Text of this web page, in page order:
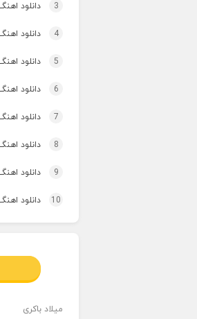
3 دانلود
4 دانلود اهنگ تاپ و
5 دانلود
6 دانلود اهنگ برنو
7 دانلود
8 دانلود
9 دانلود
10 دانلود
میلاد باکری